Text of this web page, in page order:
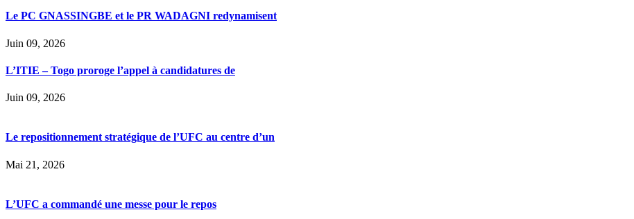
Le PC GNASSINGBE et le PR WADAGNI redynamisent
Juin 09, 2026
L’ITIE – Togo proroge l’appel à candidatures de
Juin 09, 2026
Le repositionnement stratégique de l’UFC au centre d’un
Mai 21, 2026
L’UFC a commandé une messe pour le repos